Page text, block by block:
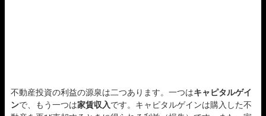
不動産投資の利益の源泉は二つあります。一つはキャピタルゲイ
ンで、もう一つは家賃収入です。キャピタルゲインは購入した不